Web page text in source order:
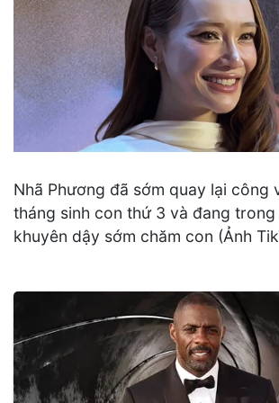
Nhã Phương đã sớm quay lại công
tháng sinh con thứ 3 và đang
khuyên dậy sớm chăm con (Ảnh